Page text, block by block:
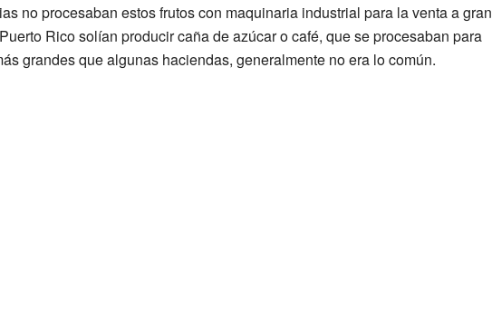
no procesaban estos frutos con maquinaria industrial para la venta a gran
Rico solían producir caña de azúcar o café, que se procesaban para
grandes que algunas haciendas, generalmente no era lo común.